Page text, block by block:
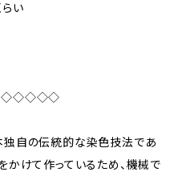
い
◇◇◇◇◇
独自の伝統的な染色技法であ
かけて作っているため、機械で